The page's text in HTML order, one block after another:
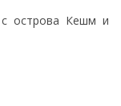
острова Кешм и